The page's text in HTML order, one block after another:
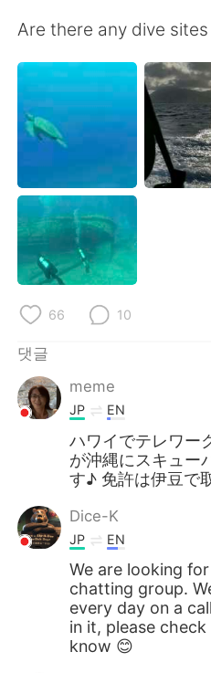
Are there any dive
66 10
댓글
meme
JP EN
ハワイでテレワー
が沖縄にスキュー
す♪ 免許は伊豆で
Dice-K
JP EN
We are looking
chatting group.
every day on a
in it, please
know 😊